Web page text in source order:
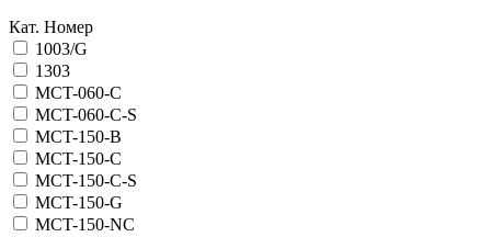
Кат. Номер
1003/G
1303
MCT-060-C
MCT-060-C-S
MCT-150-B
MCT-150-C
MCT-150-C-S
MCT-150-G
MCT-150-NC